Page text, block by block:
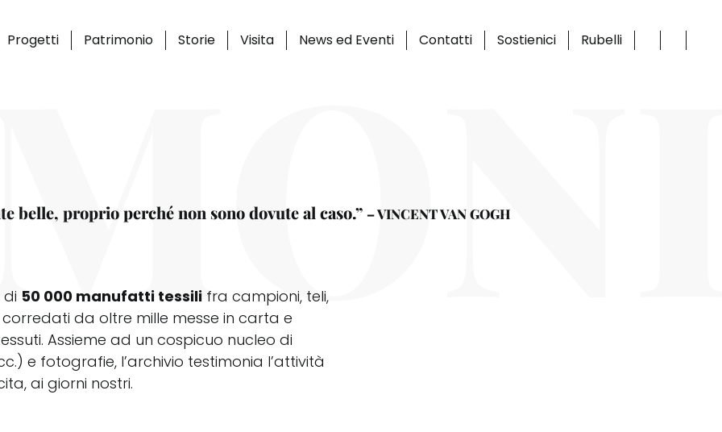
Progetti Patrimonio Storie Visita News ed Eventi Contatti Sostienici Rubelli
belle, proprio perché non sono dovute al caso.” – VINCENT VAN GOGH
di 50 000 manufatti tessilifra campioni, teli,
da oltre mille messe in carta e
Assieme ad un cospicuo nucleo di
e fotografie, l’archivio testimonia l’attività
ai giorni nostri.